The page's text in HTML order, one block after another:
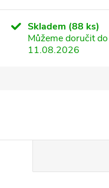
Skladem (88 ks)
Můžeme doručit do
11.08.2026